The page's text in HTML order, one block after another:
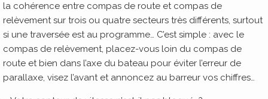
la cohérence entre compas de route et compas de
relèvement sur trois ou quatre secteurs très différents, surtout
si une traversée est au programme… C’est simple : avec le
compas de relèvement, placez-vous loin du compas de
route et bien dans l’axe du bateau pour éviter l’erreur de
parallaxe, visez l’avant et annoncez au barreur vos chiffres…